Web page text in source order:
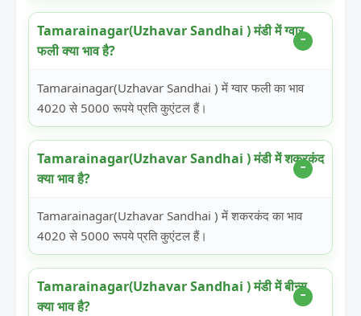
Tamarainagar(Uzhavar Sandhai ) मंडी में ग्वार
फली क्या भाव है?
Tamarainagar(Uzhavar Sandhai ) में ग्वार फली का भाव
4020 से 5000 रूपये प्रति कुएंटल हैं।
Tamarainagar(Uzhavar Sandhai ) मंडी में शकरकंद
क्या भाव है?
Tamarainagar(Uzhavar Sandhai ) में शकरकंद का भाव
4020 से 5000 रूपये प्रति कुएंटल हैं।
Tamarainagar(Uzhavar Sandhai ) मंडी में बीन्स
क्या भाव है?